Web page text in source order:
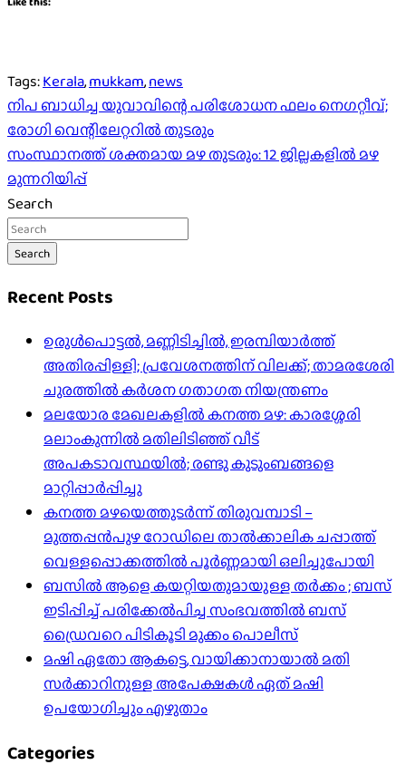
Tags:Kerala,mukkam,news
Post
navigation
നിപ ബാധിച്ച യുവാവിന്റെ പരിശോധന ഫലം നെഗറ്റീവ്;
രോഗി വെന്റിലേറ്ററിൽ തുടരും
സംസ്ഥാനത്ത് ശക്തമായ മഴ തുടരും: 12 ജില്ലകളിൽ മഴ
മുന്നറിയിപ്പ്
Search
Search
Recent Posts
ഉരുൾപൊട്ടൽ, മണ്ണിടിച്ചിൽ, ഇരമ്പിയാര്‍ത്ത്
അതിരപ്പിള്ളി; പ്രവേശനത്തിന് വിലക്ക്; താമരശേരി
ചുരത്തില്‍ കര്‍ശന ഗതാഗത നിയന്ത്രണം
മലയോര മേഖലകളിൽ കനത്ത മഴ: കാരശ്ശേരി
മലാംകുന്നിൽ മതിലിടിഞ്ഞ് വീട്
അപകടാവസ്ഥയിൽ; രണ്ടു കുടുംബങ്ങളെ
മാറ്റിപ്പാർപ്പിച്ചു
കനത്ത മഴയെത്തുടർന്ന് തിരുവമ്പാടി –
മുത്തപ്പൻപുഴ റോഡിലെ താൽക്കാലിക ചപ്പാത്ത്
വെള്ളപ്പൊക്കത്തിൽ പൂർണ്ണമായി ഒലിച്ചുപോയി
ബസിൽ ആളെ കയറ്റിയതുമായുള്ള തർക്കം ; ബസ്
ഇടിപ്പിച്ച് പരിക്കേൽപിച്ച സംഭവത്തിൽ ബസ്
ഡ്രൈവറെ പിടികൂടി മുക്കം പൊലീസ്
മഷി ഏതോ ആകട്ടെ, വായിക്കാനായാൽ മതി​
സർക്കാറിനുള്ള അപേക്ഷകൾ ഏത് മഷി
ഉപയോഗിച്ചും എഴുതാം
Categories